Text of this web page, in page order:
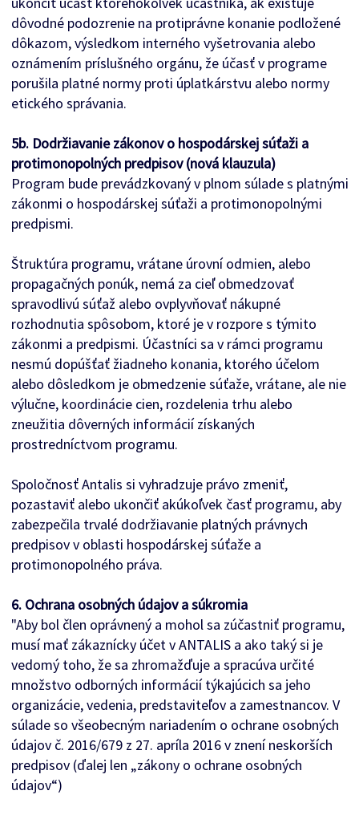
dôvodné podozrenie na protiprávne konanie podložené
dôkazom, výsledkom interného vyšetrovania alebo
oznámením príslušného orgánu, že účasť v programe
porušila platné normy proti úplatkárstvu alebo normy
etického správania.
5b. Dodržiavanie zákonov o hospodárskej súťaži a
protimonopolných predpisov (nová klauzula)
Program bude prevádzkovaný v plnom súlade s platnými
zákonmi o hospodárskej súťaži a protimonopolnými
predpismi.
Štruktúra programu, vrátane úrovní odmien, alebo
propagačných ponúk, nemá za cieľ obmedzovať
spravodlivú súťaž alebo ovplyvňovať nákupné
rozhodnutia spôsobom, ktoré je v rozpore s týmito
zákonmi a predpismi. Účastníci sa v rámci programu
nesmú dopúšťať žiadneho konania, ktorého účelom
alebo dôsledkom je obmedzenie súťaže, vrátane, ale nie
výlučne, koordinácie cien, rozdelenia trhu alebo
zneužitia dôverných informácií získaných
prostredníctvom programu.
Spoločnosť Antalis si vyhradzuje právo zmeniť,
pozastaviť alebo ukončiť akúkoľvek časť programu, aby
zabezpečila trvalé dodržiavanie platných právnych
predpisov v oblasti hospodárskej súťaže a
protimonopolného práva.
6. Ochrana osobných údajov a súkromia
"Aby bol člen oprávnený a mohol sa zúčastniť programu,
musí mať zákaznícky účet v ANTALIS a ako taký si je
vedomý toho, že sa zhromažďuje a spracúva určité
množstvo odborných informácií týkajúcich sa jeho
organizácie, vedenia, predstaviteľov a zamestnancov. V
súlade so všeobecným nariadením o ochrane osobných
údajov č. 2016/679 z 27. apríla 2016 v znení neskorších
predpisov (ďalej len „zákony o ochrane osobných
údajov“)